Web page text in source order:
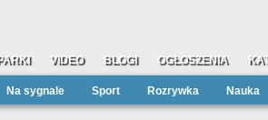
VIDEO BLOGI OGŁOSZENIA
Na sygnale Sport Rozrywka Nauka